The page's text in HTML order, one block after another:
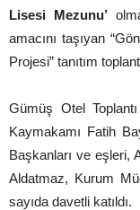
Lisesi Mezunu’
amacını taşıyan
Projesi” tanıtım
Gümüş Otel
Kaymakamı Fatih
Başkanları ve eşleri,
Aldatmaz, Kurum
sayıda davetli katıldı.